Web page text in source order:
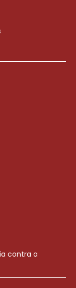
contra a